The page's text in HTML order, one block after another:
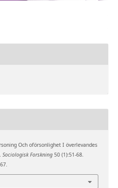
Och oförsonlighet I överlevandes
Sociologisk Forskning50 (1):51-68.